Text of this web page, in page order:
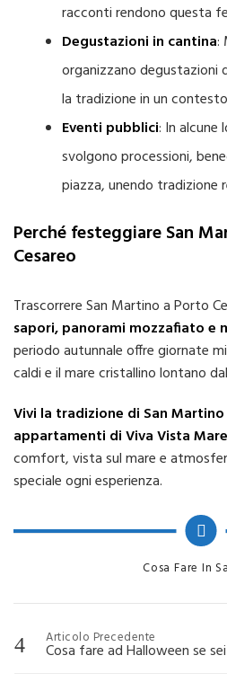
racconti rendono questa
Degustazioni in cantina:
organizzano degustazioni
la tradizione in un
Eventi pubblici: In alcune
svolgono processioni,
piazza, unendo tradizione
Perché festeggiare San
Cesareo
Trascorrere San Martino a Porto
sapori, panorami mozzafiato e
periodo autunnale offre giornate
caldi e il mare cristallino lontano
Vivi la tradizione di San
appartamenti di Viva Vista
comfort, vista sul mare e
speciale ogni esperienza.
Categories
Cosa Fare In
Navigazione
Articolo Precedente
Cosa fare ad Halloween se